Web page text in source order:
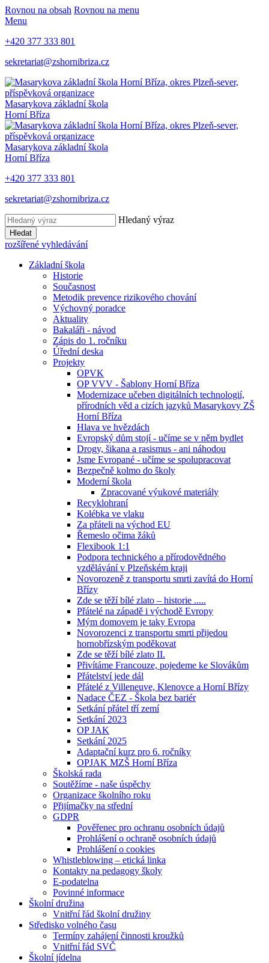
Rovnou na obsah Rovnou na menu
Menu
+420 377 333 801
sekretariat@zshornibriza.cz
Masarykova základní škola
Horní Bříza
Masarykova základní škola
Horní Bříza
+420 377 333 801
sekretariat@zshornibriza.cz
Hledaný výraz
Hledat
rozšířené vyhledávání
Základní škola
Historie
Současnost
Metodik prevence rizikového chování
Výchovný poradce
Aktuality
Bakaláři - návod
Zápis do 1. ročníku
Úřední deska
Projekty
OPVK
OP VVV - Šablony Horní Bříza
Modernizace učeben digitálních technologií,
přírodních věd a cizích jazyků Masarykovy ZŠ
Horní Bříza
Hlava ve hvězdách
Evropský dům stojí - učíme se v něm bydlet
Drogy, šikana a rasismus - ani náhodou
Jsme Evropané - učíme se spolupracovat
Bezpečně kolmo do školy
Moderní škola
Zpracované výukové materiály
Recyklohraní
Kolébka ve vlaku
Za přáteli na východ EU
Řemeslo očima žáků
Flexibook 1:1
Podpora technického a přírodovědného
vzdělávání v Plzeňském kraji
Novorozeně z transportu smrti zavítá do Horní
Břízy
Zde se těží bílé zlato – historie .....
Přátelé na západě i východě Evropy
Mým domovem je taky Evropa
Novorozenci z transportu smrti přijedou
hornobřízským poděkovat
Zde se těží bílé zlato II.
Přivítáme Francouze, pojedeme ke Slovákům
Přátelství jede dál
Přátelé z Villeneuve, Klenovce a Horní Břízy
Nadace ČEZ - Škola bez bariér
Setkání přátel tří zemí
Setkání 2023
OP JAK
Setkání 2025
Adaptační kurz pro 6. ročníky
OPJAK MZŠ Horní Bříza
Školská rada
Soutěžíme - naše úspěchy
Organizace školního roku
Přijímačky na střední
GDPR
Pověřenec pro ochranu osobních údajů
Prohlášení o ochraně osobních údajů
Prohlášení o cookies
Whistleblowing – etická linka
Kontakty na pedagogy školy
E-podatelna
Povinné informace
Školní družina
Vnitřní řád školní družiny
Středisko volného času
Termíny zahájení činnosti kroužků
Vnitřní řád SVČ
Školní jídelna